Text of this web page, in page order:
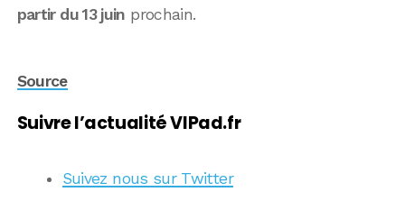
partir du 13 juin prochain.
Source
Suivre l’actualité VIPad.fr
Suivez nous sur Twitter